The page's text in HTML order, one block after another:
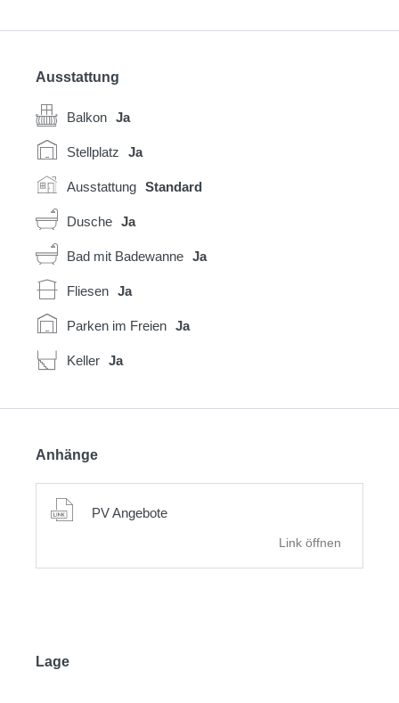
Ausstattung
Balkon Ja
Stellplatz Ja
Ausstattung Standard
Dusche Ja
Bad mit Badewanne Ja
Fliesen Ja
Parken im Freien Ja
Keller Ja
Anhänge
PV Angebote
Link öffnen
Lage